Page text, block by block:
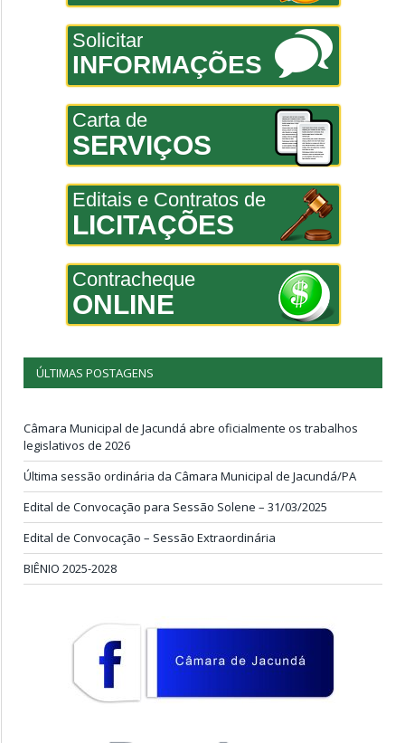
Solicitar
INFORMAÇÕES
Carta de
SERVIÇOS
Editais e Contratos de
LICITAÇÕES
Contracheque
ONLINE
ÚLTIMAS POSTAGENS
Câmara Municipal de Jacundá abre oficialmente os trabalhos
legislativos de 2026
Última sessão ordinária da Câmara Municipal de Jacundá/PA
Edital de Convocação para Sessão Solene – 31/03/2025
Edital de Convocação – Sessão Extraordinária
BIÊNIO 2025-2028